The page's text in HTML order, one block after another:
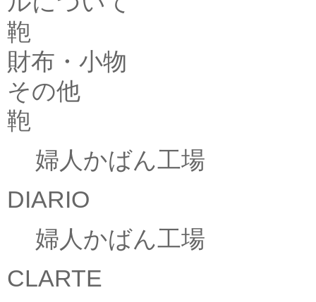
鞄
財布・小物
その他
鞄
婦人かばん工場
DIARIO
婦人かばん工場
CLARTE